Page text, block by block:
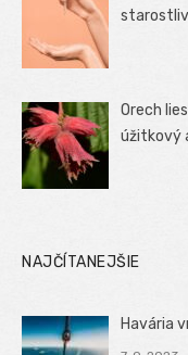
Orech
úžitkový
NAJČÍTANEJŠIE
Havária